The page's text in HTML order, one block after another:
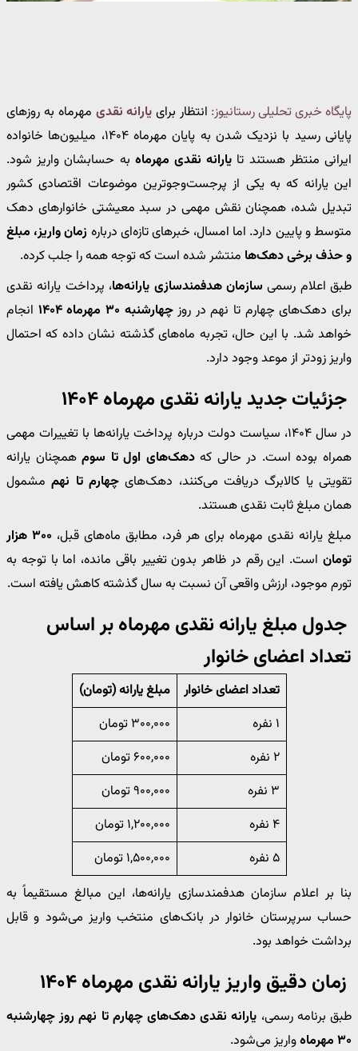
پایگاه خبری تحلیلی رستانیوز: انتظار برای یارانه نقدی مهرماه به روزهای
پایانی رسید با نزدیک شدن به پایان مهرماه ۱۴۰۴، میلیون‌ها خانواده
ایرانی منتظر هستند تا یارانه نقدی مهرماه به حسابشان واریز شود.
این یارانه که به یکی از پرجست‌وجوترین موضوعات اقتصادی کشور
تبدیل شده، همچنان نقش مهمی در سبد معیشتی خانوارهای دهک
متوسط و پایین دارد. اما امسال، خبرهای تازه‌ای درباره زمان واریز، مبلغ
و حذف برخی دهک‌ها منتشر شده است که توجه همه را جلب کرده.
طبق اعلام رسمی سازمان هدفمندسازی یارانه‌ها، پرداخت یارانه نقدی
برای دهک‌های چهارم تا نهم در روزچهارشنبه ۳۰ مهرماه ۱۴۰۴
انجام
خواهد شد. با این حال، تجربه ماه‌های گذشته نشان داده که احتمال
واریز زودتر از موعد وجود دارد.
جزئیات جدید یارانه نقدی مهرماه ۱۴۰۴
در سال ۱۴۰۴، سیاست دولت درباره پرداخت یارانه‌ها با تغییرات مهمی
همراه بوده است. در حالی کهدهک‌های اول تا سومهمچنان یارانه
تقویتی یا کالابرگ دریافت می‌کنند، دهک‌های چهارم تا نهممشمول
همان مبلغ ثابت نقدی هستند.
مبلغ یارانه نقدی مهرماه برای هر فرد، مطابق ماه‌های قبل،
۳۰۰ هزار
تومان است. این رقم در ظاهر بدون تغییر باقی مانده، اما با توجه به
تورم موجود، ارزش واقعی آن نسبت به سال گذشته کاهش یافته است.
جدول مبلغ یارانه نقدی مهرماه بر اساس
تعداد اعضای خانوار
تعداد اعضای خانوار
مبلغ یارانه (تومان)
۱ نفره
۳۰۰,۰۰۰ تومان
۲ نفره
۶۰۰,۰۰۰ تومان
۳ نفره
۹۰۰,۰۰۰ تومان
۴ نفره
۱,۲۰۰,۰۰۰ تومان
۵ نفره
۱,۵۰۰,۰۰۰ تومان
بنا بر اعلام سازمان هدفمندسازی یارانه‌ها، این مبالغ مستقیماً به
حساب سرپرستان خانوار در بانک‌های منتخب واریز می‌شود و قابل
برداشت خواهد بود.
زمان دقیق واریز یارانه نقدی مهرماه ۱۴۰۴
طبق برنامه رسمی، یارانه نقدی دهک‌های چهارم تا نهم روز چهارشنبه
۳۰ مهرماه
واریز می‌شود.